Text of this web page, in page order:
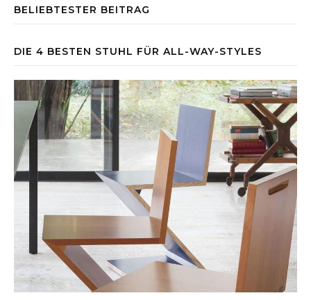
BELIEBTESTER BEITRAG
DIE 4 BESTEN STUHL FÜR ALL-WAY-STYLES